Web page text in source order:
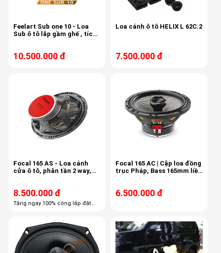
Feelart Sub one 10 - Loa
Sub ô tô lắp gầm ghế , tích
10.500.000 đ
Loa cánh ô tô HELIX L 62C.2
7.500.000 đ
Focal 165 AS - Loa cánh
cửa ô tô, phân tần 2 way,
8.500.000 đ
Tặng ngay 100% công lắp đặt
Focal 165 AC | Cặp loa đồng
trục Pháp, Bass 165mm liền
6.500.000 đ